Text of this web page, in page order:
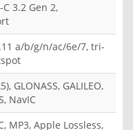
C 3.2 Gen 2,
a/b/g/n/ac/6e/7, tri-
GLONASS, GALILEO,
NavIC
MP3, Apple Lossless,